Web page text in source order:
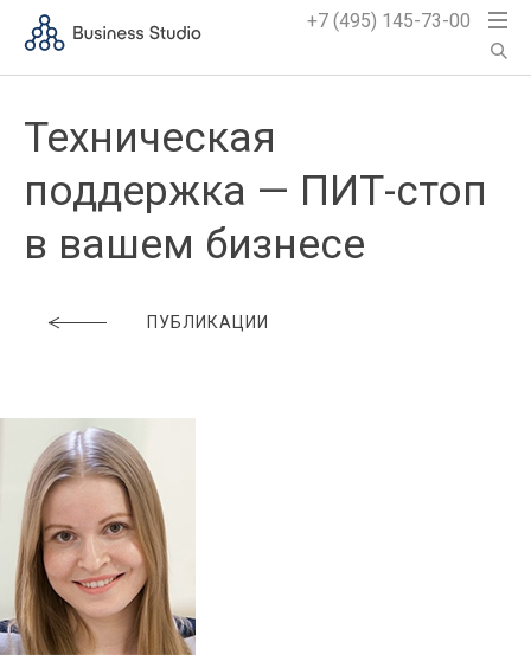
+7 (495) 145-73-00
Техническая
поддержка — ПИТ-стоп
в вашем бизнесе
ПУБЛИКАЦИИ